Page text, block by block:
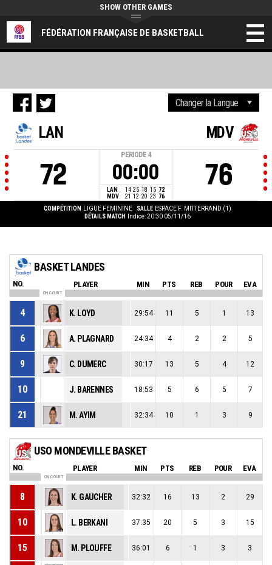
FÉDÉRATION FRANÇAISE DE BASKETBALL
SHOW OTHER GAMES
LAN
72
PERIODE 4
00:00
LAN 14 25 18 15 72
MDV
21 12 20 23 76
MDV
76
COMPÉTITION LIGUE FEMININE SALLE ESPACE F. MITTERRAND (1)
DÉTAILS MATCH
Indice: 20:30 05/11/16
BASKET LANDES
NO. PLAYER MIN PTS REB POUR EVA
ON COURT
4 K. LOYD 29:54 11 5 1 13
6 A. PLAGNARD 24:34 4 2 2 5
9 C. DUMERC 30:17 13 5 4 12
10 J. BARENNES 18:53 5 6 5 7
21 M. AYIM 32:34 10 1 3 9
USO MONDEVILLE BASKET
NO. PLAYER MIN PTS REB POUR EVA
ON COURT
8 K. GAUCHER 32:32 16 13 2 29
10 L. BERKANI 37:35 20 5 3 15
15 M. PLOUFFE 36:01 6 1 3 3